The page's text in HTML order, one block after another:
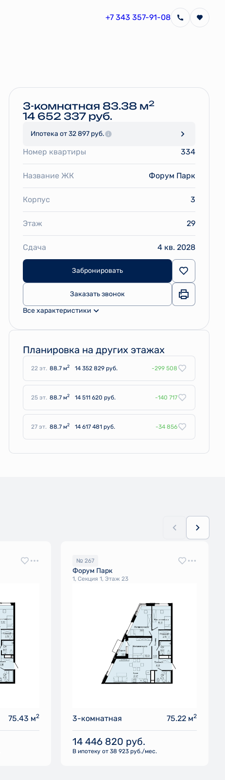
+7 343 357-91-08
3-комнатная 83.38 м2
14 652 337 руб.
Ипотека от 32 897 руб.
Номер квартиры 334
Название ЖК Форум Парк
Корпус 3
Этаж 29
Сдача 4 кв. 2028
Забронировать
Заказать звонок
Все характеристики
Планировка на других этажах
22 эт. 88.7 м2 14 352 829 руб. -299 508
25 эт. 88.7 м2 14 511 620 руб. -140 717
27 эт. 88.7 м2 14 617 481 руб. -34 856
75.43 м2
№ 267
Форум Парк
1, Секция 1, Этаж 23
3-комнатная 75.22 м2
14 446 820 руб.
В ипотеку от 38 923 руб./мес.